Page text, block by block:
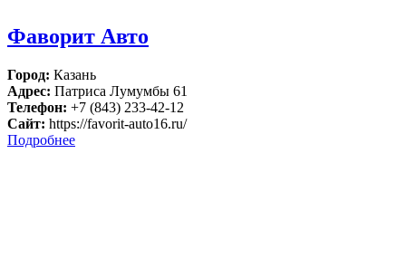
Фаворит Авто
Город: Казань
Адрес: Патриса Лумумбы 61
Телефон: +7 (843) 233-42-12
Сайт: https://favorit-auto16.ru/
Подробнее